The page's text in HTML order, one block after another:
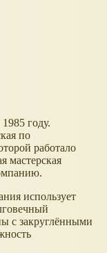
году.
по
работало
мастерская
использует
с закруглёнными